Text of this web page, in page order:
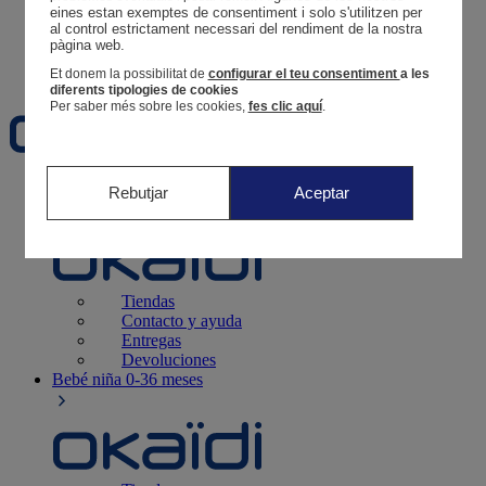
Tus pedidos
Cesta
Favoritos
Recién nacido0-12 meses
Tiendas
Contacto y ayuda
Entregas
Devoluciones
Bebé niña 0-36 meses
eines estan exemptes de consentiment i solo s'utilitzen per
al control estrictament necessari del rendiment de la nostra
pàgina web.
Et donem la possibilitat de configurar el teu consentiment a les
diferents tipologies de cookies
Per saber més sobre les cookies, fes clic aquí.
Rebutjar Aceptar